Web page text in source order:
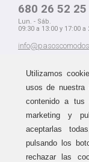
680 26 52 25
Lun. - Sáb.
09:30 a 13:00 y 17:00 a
Guía de compra
Métodos de envío
Utilizamos
usos de nuestra
contenido a tus
marketing y
aceptarlas
pulsando los
rechazar las